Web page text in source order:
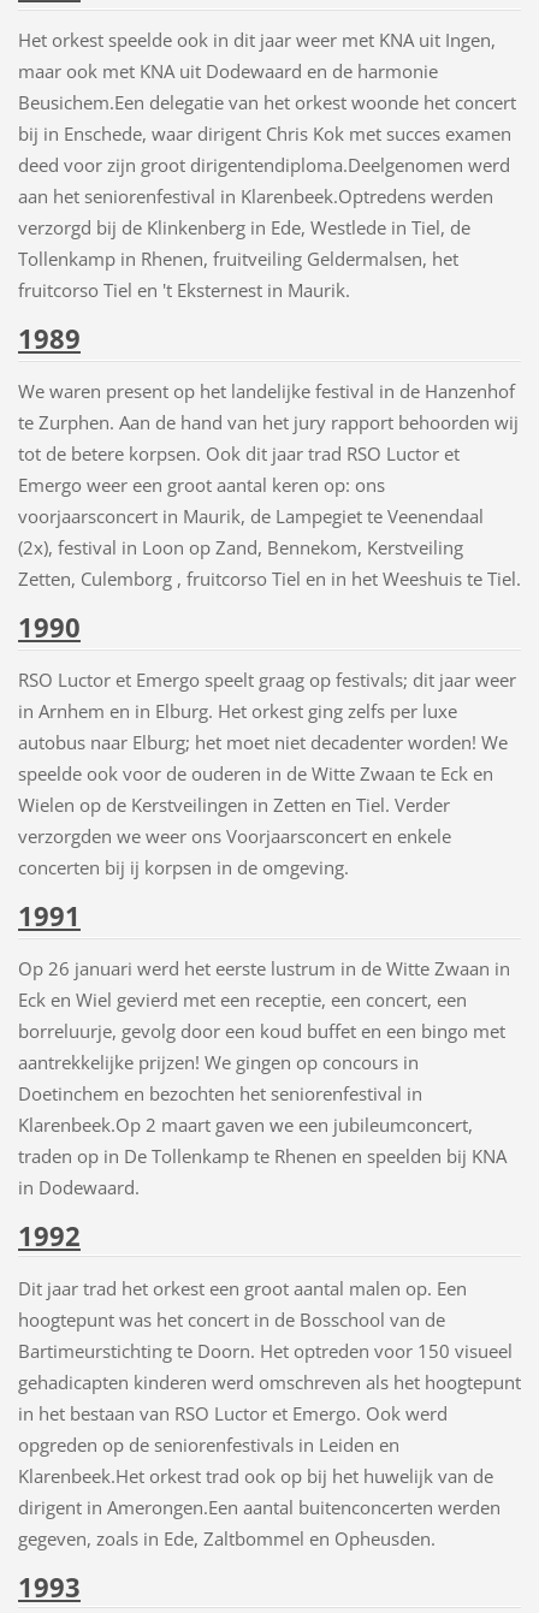
Het orkest speelde ook in dit jaar weer met KNA uit Ingen,
maar ook met KNA uit Dodewaard en de harmonie
Beusichem.Een delegatie van het orkest woonde het concert
bij in Enschede, waar dirigent Chris Kok met succes examen
deed voor zijn groot dirigentendiploma.Deelgenomen werd
aan het seniorenfestival in Klarenbeek.Optredens werden
verzorgd bij de Klinkenberg in Ede, Westlede in Tiel, de
Tollenkamp in Rhenen, fruitveiling Geldermalsen, het
fruitcorso Tiel en 't Eksternest in Maurik.
1989
We waren present op het landelijke festival in de Hanzenhof
te Zurphen. Aan de hand van het jury rapport behoorden wij
tot de betere korpsen. Ook dit jaar trad RSO Luctor et
Emergo weer een groot aantal keren op: ons
voorjaarsconcert in Maurik, de Lampegiet te Veenendaal
(2x), festival in Loon op Zand, Bennekom, Kerstveiling
Zetten, Culemborg , fruitcorso Tiel en in het Weeshuis te Tiel.
1990
RSO Luctor et Emergo speelt graag op festivals; dit jaar weer
in Arnhem en in Elburg. Het orkest ging zelfs per luxe
autobus naar Elburg; het moet niet decadenter worden! We
speelde ook voor de ouderen in de Witte Zwaan te Eck en
Wielen op de Kerstveilingen in Zetten en Tiel. Verder
verzorgden we weer ons Voorjaarsconcert en enkele
concerten bij ij korpsen in de omgeving.
1991
Op 26 januari werd het eerste lustrum in de Witte Zwaan in
Eck en Wiel gevierd met een receptie, een concert, een
borreluurje, gevolg door een koud buffet en een bingo met
aantrekkelijke prijzen! We gingen op concours in
Doetinchem en bezochten het seniorenfestival in
Klarenbeek.Op 2 maart gaven we een jubileumconcert,
traden op in De Tollenkamp te Rhenen en speelden bij KNA
in Dodewaard.
1992
Dit jaar trad het orkest een groot aantal malen op. Een
hoogtepunt was het concert in de Bosschool van de
Bartimeurstichting te Doorn. Het optreden voor 150 visueel
gehadicapten kinderen werd omschreven als het hoogtepunt
in het bestaan van RSO Luctor et Emergo. Ook werd
opgreden op de seniorenfestivals in Leiden en
Klarenbeek.Het orkest trad ook op bij het huwelijk van de
dirigent in Amerongen.Een aantal buitenconcerten werden
gegeven, zoals in Ede, Zaltbommel en Opheusden.
1993